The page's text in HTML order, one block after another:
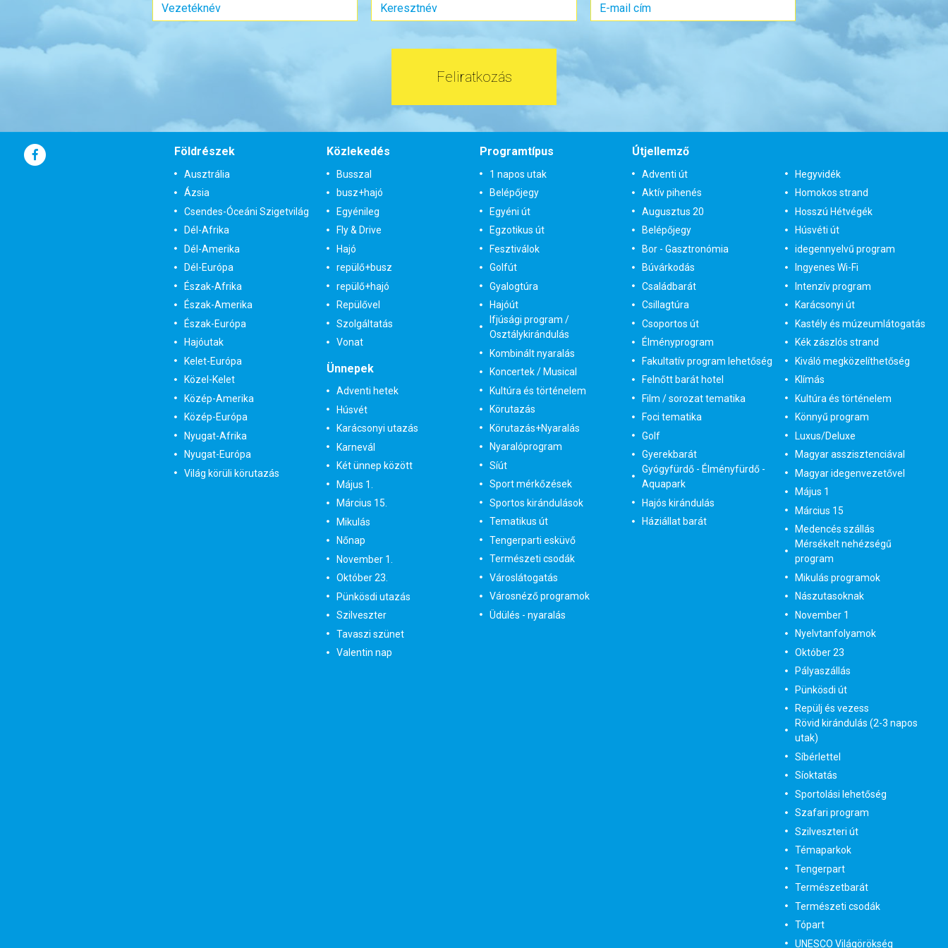
9 éj
már 467.000 Ft-tól
Időtartam:4 éj
már 660.000 Ft-tól
árak
Feliratkozás
Földrészek
Ausztrália
Ázsia
Csendes-Óceáni Szigetvilág
Dél-Afrika
Dél-Amerika
Dél-Európa
Észak-Afrika
Észak-Amerika
Észak-Európa
Hajóutak
Kelet-Európa
Közel-Kelet
Közép-Amerika
Közép-Európa
Nyugat-Afrika
Nyugat-Európa
Világ körüli körutazás
Közlekedés
Busszal
busz+hajó
Egyénileg
Fly & Drive
Hajó
repülő+busz
repülő+hajó
Repülővel
Szolgáltatás
Vonat
Ünnepek
Adventi hetek
Húsvét
Karácsonyi utazás
Karnevál
Két ünnep között
Május 1.
Március 15.
Mikulás
Nőnap
November 1.
Október 23.
Pünkösdi utazás
Szilveszter
Tavaszi szünet
Valentin nap
Programtípus
1 napos utak
Belépőjegy
Egyéni út
Egzotikus út
Fesztiválok
Golfút
Gyalogtúra
Hajóút
Ifjúsági program /
Osztálykirándulás
Kombinált nyaralás
Koncertek / Musical
Kultúra és történelem
Körutazás
Körutazás+Nyaralás
Nyaralóprogram
Síút
Sport mérkőzések
Sportos kirándulások
Tematikus út
Tengerparti esküvő
Természeti csodák
Városlátogatás
Városnéző programok
Üdülés - nyaralás
Útjellemző
Adventi út
Aktív pihenés
Augusztus 20
Belépőjegy
Bor - Gasztronómia
Búvárkodás
Családbarát
Csillagtúra
Csoportos út
Élményprogram
Fakultatív program lehetőség
Felnőtt barát hotel
Film / sorozat tematika
Foci tematika
Golf
Gyerekbarát
Gyógyfürdő - Élményfürdő -
Aquapark
Hajós kirándulás
Háziállat barát
Hegyvidék
Homokos strand
Hosszú Hétvégék
Húsvéti út
idegennyelvű program
Ingyenes Wi-Fi
Intenzív program
Karácsonyi út
Kastély és múzeumlátogatás
Kék zászlós strand
Kiváló megközelíthetőség
Klímás
Kultúra és történelem
Könnyű program
Luxus/Deluxe
Magyar asszisztenciával
Magyar idegenvezetővel
Május 1
Március 15
Medencés szállás
Mérsékelt nehézségű
program
Mikulás programok
Nászutasoknak
November 1
Nyelvtanfolyamok
Október 23
Pályaszállás
Pünkösdi út
Repülj és vezess
Rövid kirándulás (2-3 napos
utak)
Síbérlettel
Síoktatás
Sportolási lehetőség
Szafari program
Szilveszteri út
Témaparkok
Tengerpart
Természetbarát
Természeti csodák
Tópart
UNESCO Világörökség